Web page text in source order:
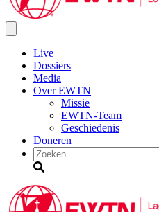
Live
Dossiers
Media
Over EWTN
Missie
EWTN-Team
Geschiedenis
Doneren